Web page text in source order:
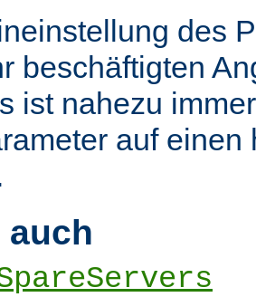
des
beschäftigten
ist nahezu
auf einen
auch